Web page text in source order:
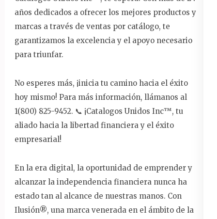
años dedicados a ofrecer los mejores productos y
marcas a través de ventas por catálogo, te
garantizamos la excelencia y el apoyo necesario
para triunfar.
No esperes más, ¡inicia tu camino hacia el éxito
hoy mismo! Para más información, llámanos al
1(800) 825-9452. 📞 ¡Catalogos Unidos Inc™️, tu
aliado hacia la libertad financiera y el éxito
empresarial!
En la era digital, la oportunidad de emprender y
alcanzar la independencia financiera nunca ha
estado tan al alcance de nuestras manos. Con
Ilusión®️, una marca venerada en el ámbito de la